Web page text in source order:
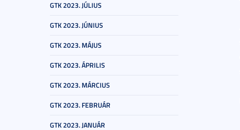
GTK 2023. JÚLIUS
GTK 2023. JÚNIUS
GTK 2023. MÁJUS
GTK 2023. ÁPRILIS
GTK 2023. MÁRCIUS
GTK 2023. FEBRUÁR
GTK 2023. JANUÁR